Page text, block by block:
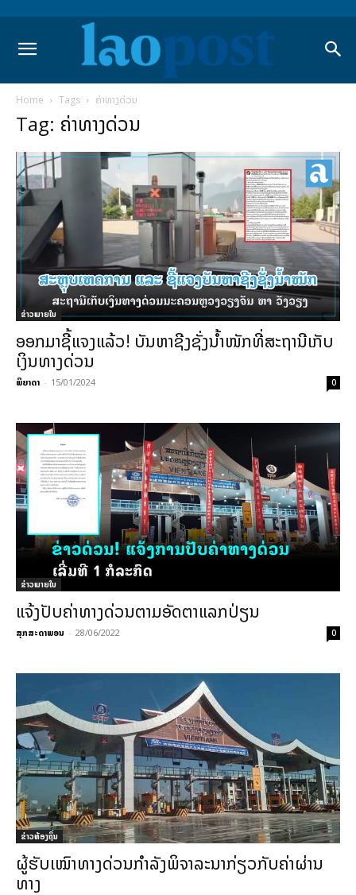
Home Tags ຄ່າທາງດ່ວນ
Tag: ຄ່າທາງດ່ວນ
ຂ່າວພາຍ​ໃນ
ອອກມາຊີ້ແຈງແລ້ວ! ບັນຫາຊີງຊັ່ງນຳ້ໜັກທີ່ສະຖານີເກັບ
ເງິນທາງດ່ວນ
ພິຍາດາ - 15/01/2024 0
ຂ່າວພາຍ​ໃນ
ແຈ້ງປັບຄ່າທາງດ່ວນຕາມອັດຕາແລກປ່ຽນ
ສຸກສະດາພອນ - 28/06/2022 0
ຂ່າວທ້ອງຖິ່ນ
ຜູ້ຮັບເໝົາທາງດ່ວນກຳລັງພິຈາລະນາກ່ຽວກັບຄ່າຜ່ານ
ທາງ